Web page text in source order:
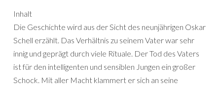
Inhalt
Die Geschichte wird aus der Sicht des neunjährigen Oskar
Schell erzählt. Das Verhältnis zu seinem Vater war sehr
innig und geprägt durch viele Rituale. Der Tod des Vaters
ist für den intelligenten und sensiblen Jungen ein großer
Schock. Mit aller Macht klammert er sich an seine